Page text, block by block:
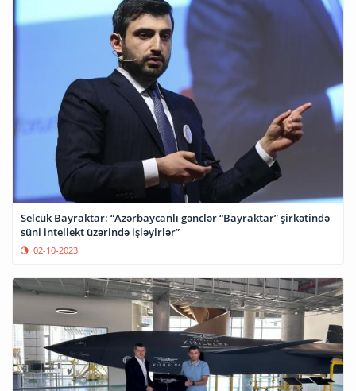
Selcuk Bayraktar: “Azərbaycanlı gənclər “Bayraktar” şirkətində
süni intellekt üzərində işləyirlər”
02-10-2023